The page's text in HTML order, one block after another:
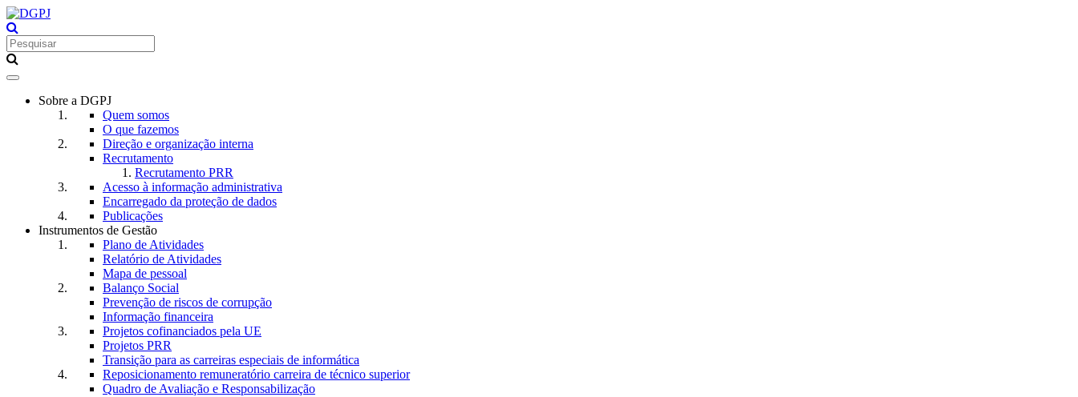
Toggle
navigationSobre a DGPJ
Quem somos
O que fazemos
Direção e organização interna
Recrutamento
Recrutamento PRR
Acesso à informação administrativa
Encarregado da proteção de dados
Publicações
Instrumentos de Gestão
Plano de Atividades
Relatório de Atividades
Mapa de pessoal
Balanço Social
Prevenção de riscos de corrupção
Informação financeira
Projetos cofinanciados pela UE
Projetos PRR
Transição para as carreiras especiais de informática
Reposicionamento remuneratório carreira de técnico superior
Quadro de Avaliação e Responsabilização